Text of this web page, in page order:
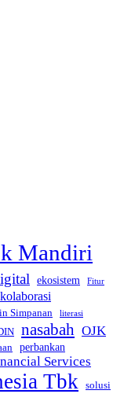
Mandiri
ekosistem Fitur
kolaborasi
Simpanan
literasi
nasabah OJK
perbankan
Services
Tbk solusi